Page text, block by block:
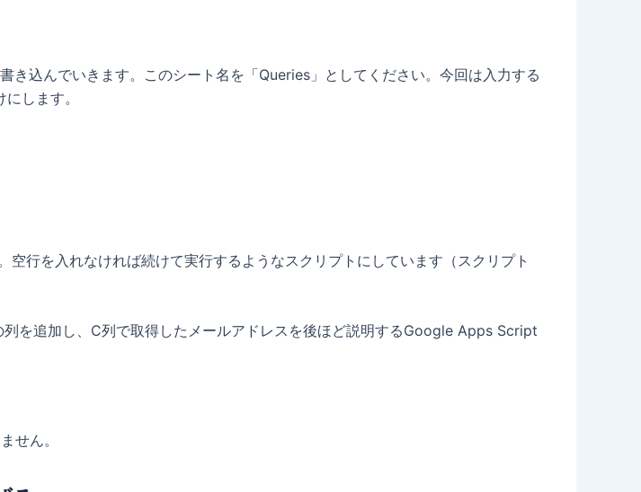
込んでいきます。このシート名を「Queries」としてください。今回は入力する
します。
行を入れなければ続けて実行するようなスクリプトにしています（スクリプト
を追加し、C列で取得したメールアドレスを後ほど説明するGoogle Apps Script
せん。